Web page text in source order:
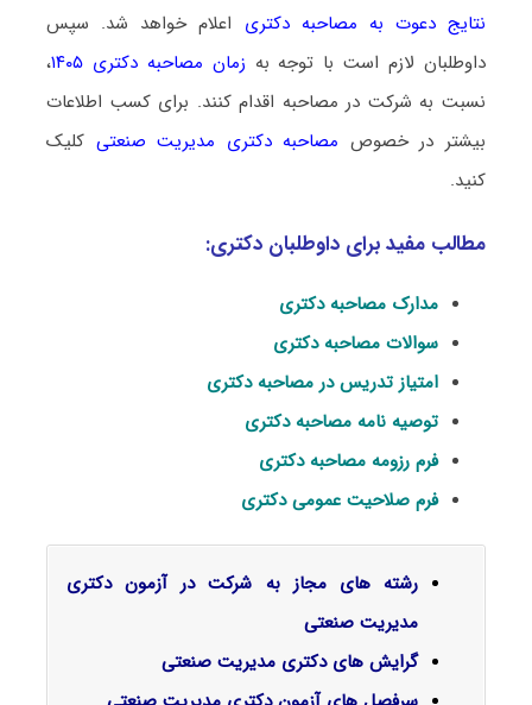
نتایج دعوت به مصاحبه دکتری اعلام خواهد شد. سپس
داوطلبان لازم است با توجه به زمان مصاحبه دکتری ۱۴۰۵
،
نسبت به شرکت در مصاحبه اقدام کنند. برای کسب اطلاعات
بیشتر در خصوص مصاحبه دکتری مدیریت صنعتی کلیک
کنید.
مطالب مفید برای داوطلبان دکتری:
مدارک مصاحبه دکتری
سوالات مصاحبه دکتری
امتیاز تدریس در مصاحبه دکتری
توصیه نامه مصاحبه دکتری
فرم رزومه مصاحبه دکتری
فرم صلاحیت عمومی دکتری
رشته های مجاز به شرکت در آزمون دکتری
مدیریت صنعتی
گرایش‌ های دکتری مدیریت صنعتی